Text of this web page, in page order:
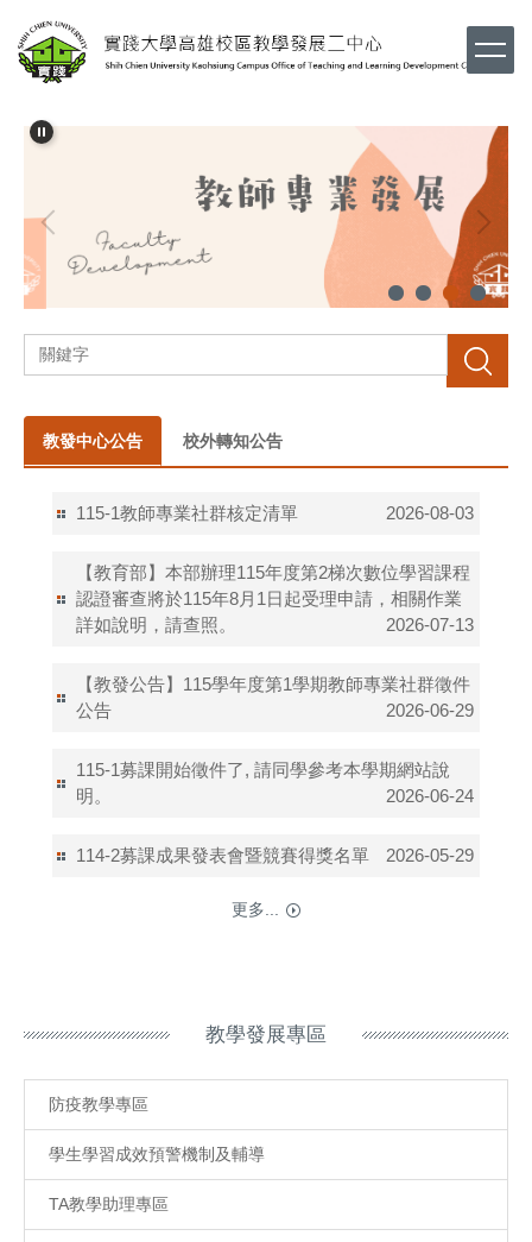
到
主
搜尋
教發中心公告 校外轉知公告
115-1教師專業社群核定清單 2026-08-03
【教育部】本部辦理115年度第2梯次數位學習課程
認證審查將於115年8月1日起受理申請，相關作業
詳如說明，請查照。
2026-07-13
【教發公告】115學年度第1學期教師專業社群徵件
公告
2026-06-29
115-1募課開始徵件了, 請同學參考本學期網站說
明。
2026-06-24
114-2募課成果發表會暨競賽得獎名單 2026-05-29
更多...
教學發展專區
防疫教學專區
學生學習成效預警機制及輔導
TA教學助理專區